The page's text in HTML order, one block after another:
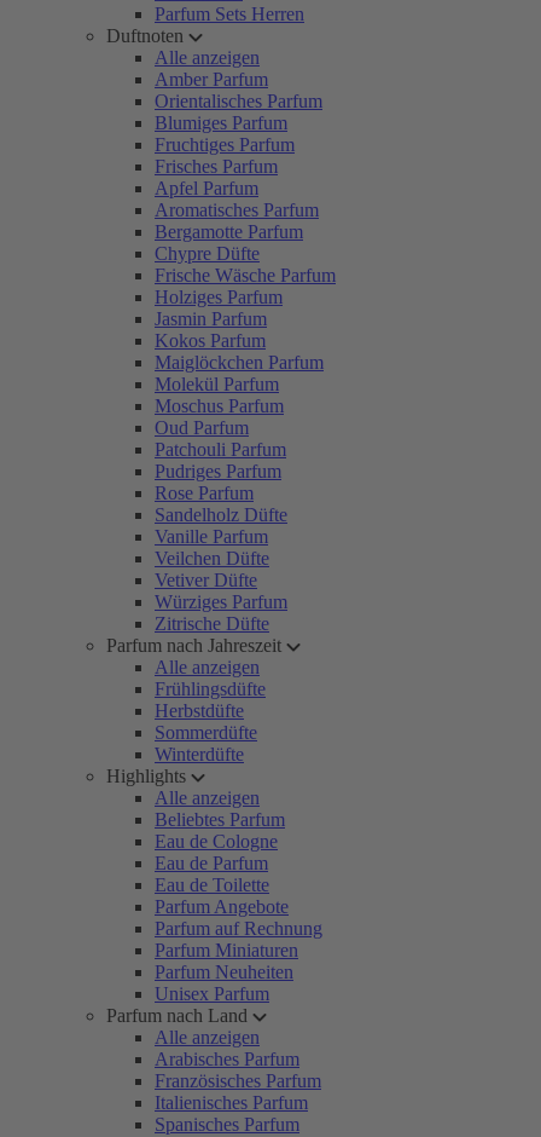
Parfum Sets Herren
Duftnoten
Alle anzeigen
Amber Parfum
Orientalisches Parfum
Blumiges Parfum
Fruchtiges Parfum
Frisches Parfum
Apfel Parfum
Aromatisches Parfum
Bergamotte Parfum
Chypre Düfte
Frische Wäsche Parfum
Holziges Parfum
Jasmin Parfum
Kokos Parfum
Maiglöckchen Parfum
Molekül Parfum
Moschus Parfum
Oud Parfum
Patchouli Parfum
Pudriges Parfum
Rose Parfum
Sandelholz Düfte
Vanille Parfum
Veilchen Düfte
Vetiver Düfte
Würziges Parfum
Zitrische Düfte
Parfum nach Jahreszeit
Alle anzeigen
Frühlingsdüfte
Herbstdüfte
Sommerdüfte
Winterdüfte
Highlights
Alle anzeigen
Beliebtes Parfum
Eau de Cologne
Eau de Parfum
Eau de Toilette
Parfum Angebote
Parfum auf Rechnung
Parfum Miniaturen
Parfum Neuheiten
Unisex Parfum
Parfum nach Land
Alle anzeigen
Arabisches Parfum
Französisches Parfum
Italienisches Parfum
Spanisches Parfum